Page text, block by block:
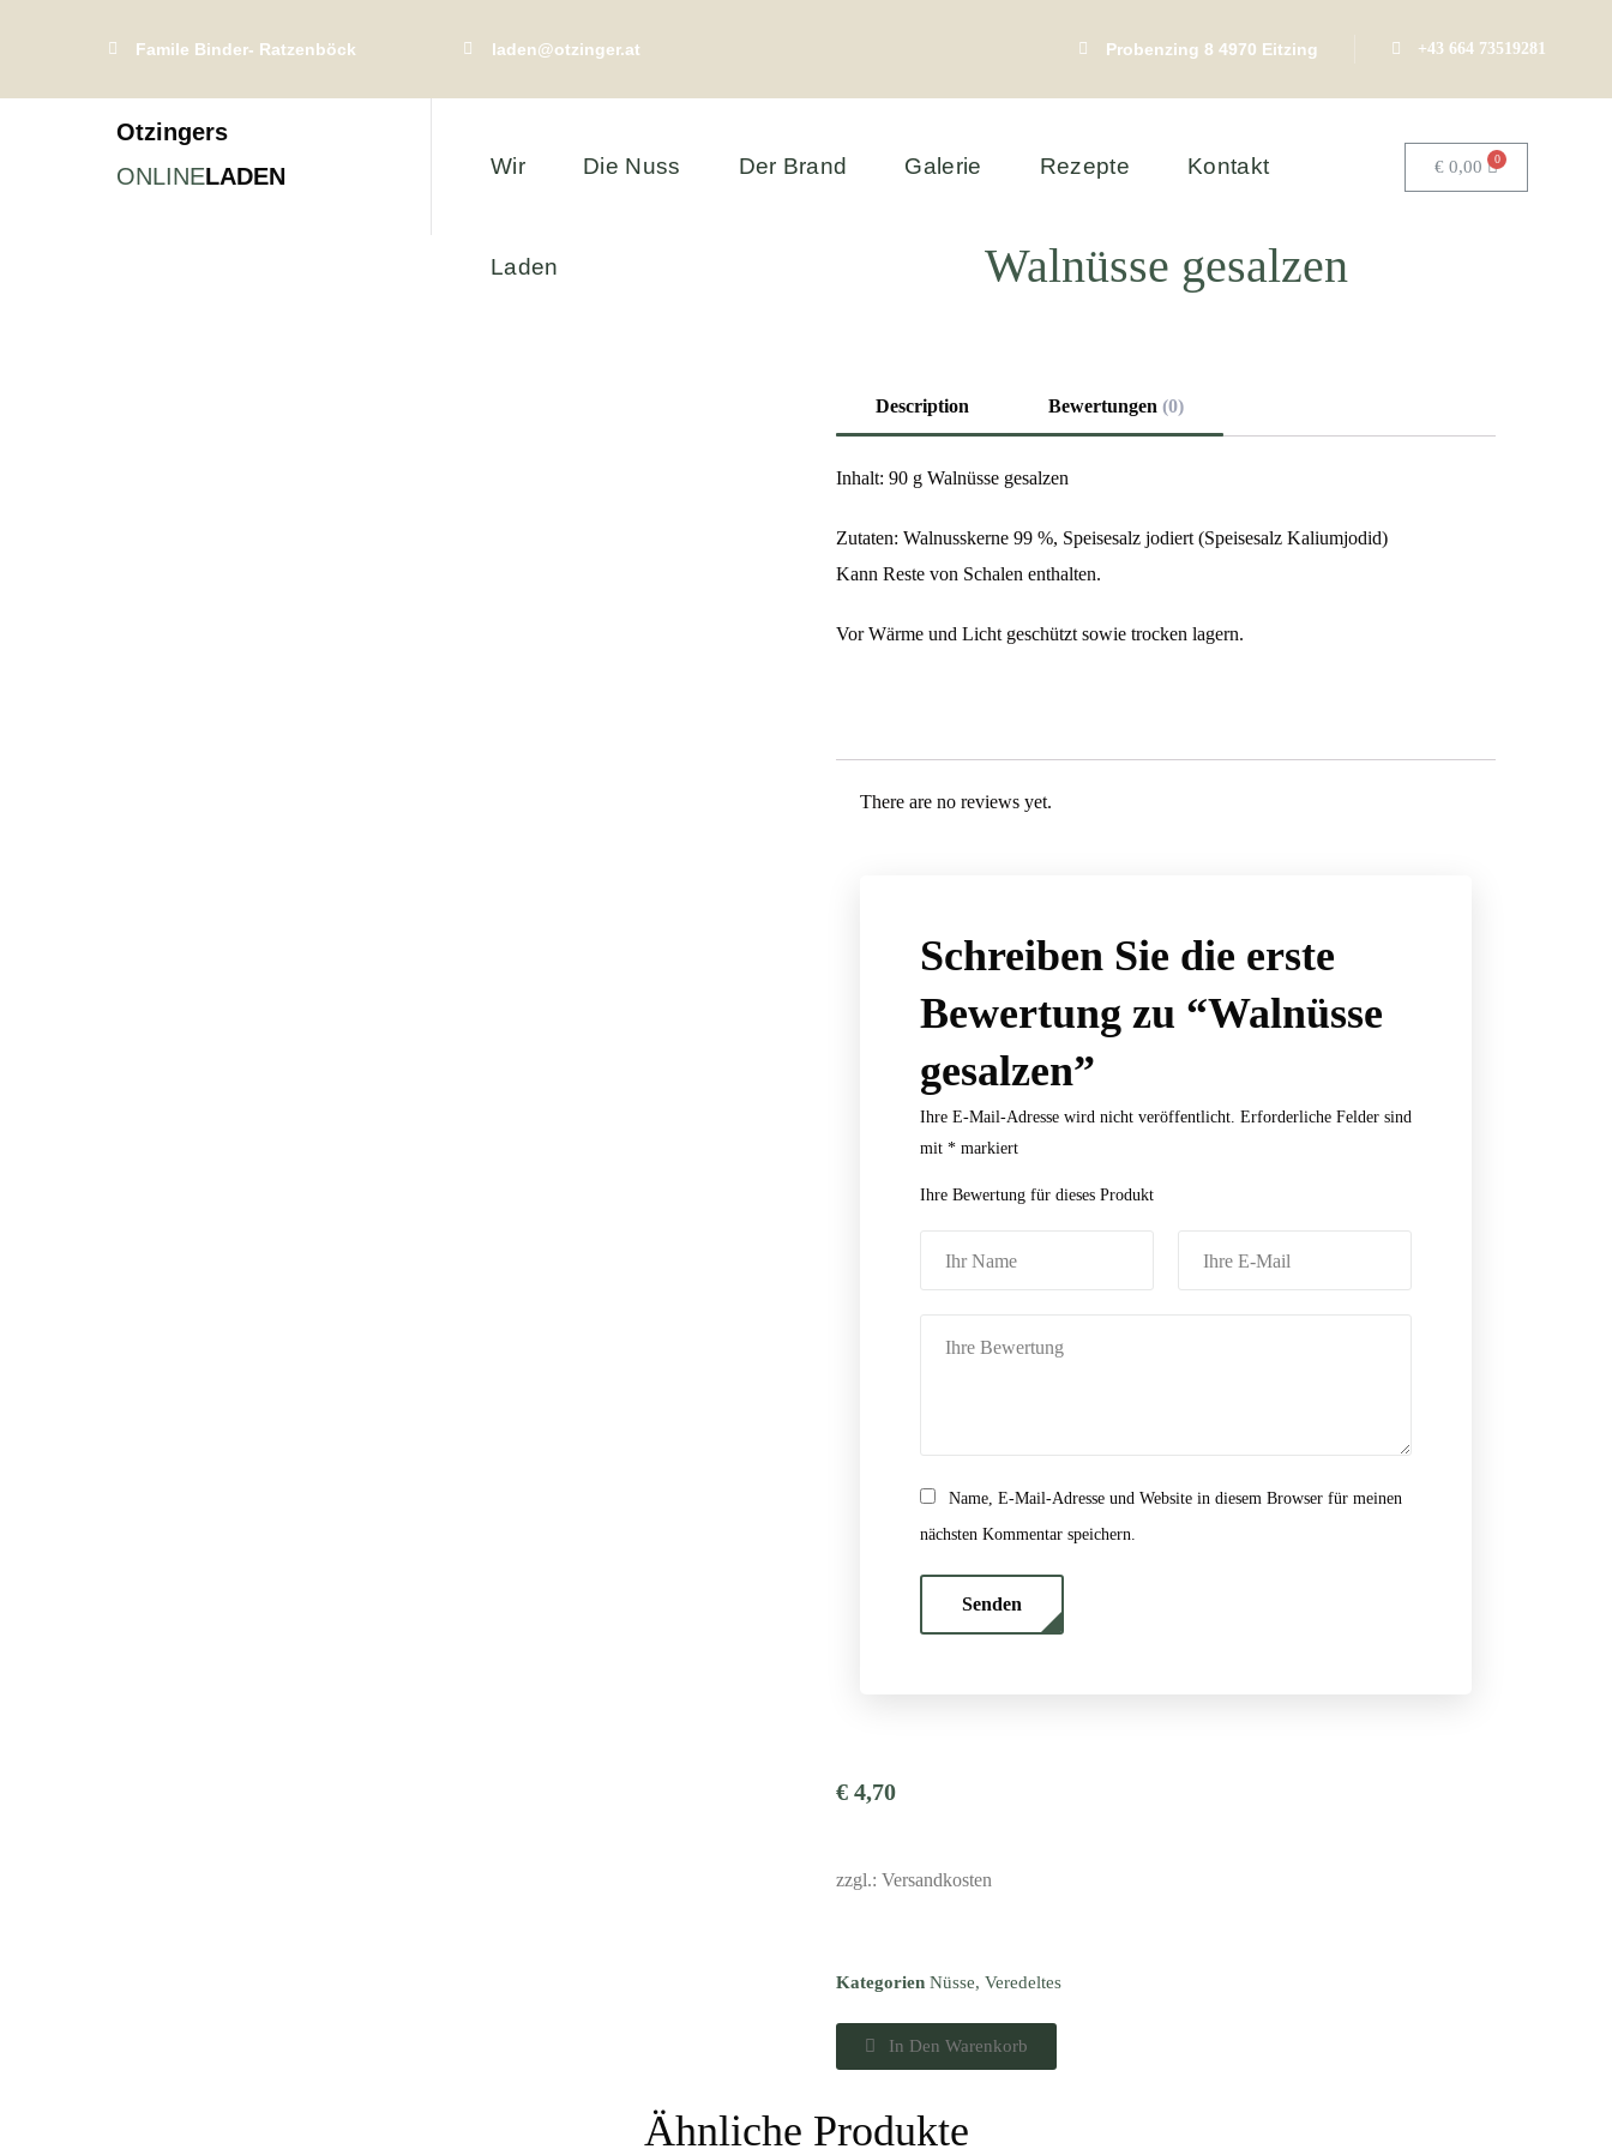
Famile Binder- Ratzenböck laden@otzinger.at Probenzing 8 4970 Eitzing +43 664 73519281
Otzingers
ONLINELADEN Wir Die Nuss Der Brand Galerie Rezepte Kontakt
Laden
€0,00 0
Walnüsse gesalzen
Description Bewertungen (0)
Inhalt: 90 g Walnüsse gesalzen
Zutaten: Walnusskerne 99 %, Speisesalz jodiert (Speisesalz Kaliumjodid)
Kann Reste von Schalen enthalten.
Vor Wärme und Licht geschützt sowie trocken lagern.
There are no reviews yet.
Schreiben Sie die erste
Bewertung zu “Walnüsse
gesalzen”
Ihre E-Mail-Adresse wird nicht veröffentlicht. Erforderliche Felder sind
mit * markiert
Name, E-Mail-Adresse und Website in diesem Browser für meinen
nächsten Kommentar speichern.
Ihre Bewertung für dieses Produkt
€ 4,70
zzgl.: Versandkosten
Kategorien Nüsse, Veredeltes
In Den Warenkorb
Ähnliche Produkte